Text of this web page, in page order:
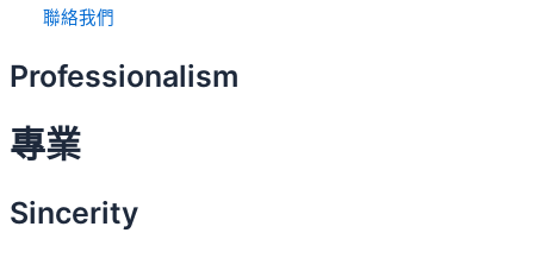
聯絡我們
Professionalism
專業
Sincerity